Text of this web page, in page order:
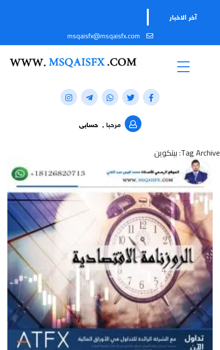
آخر الاخبار
msqaisfx@msqaisfx.com
مرحبا , حسابى
Tag Archive: بيتكوين